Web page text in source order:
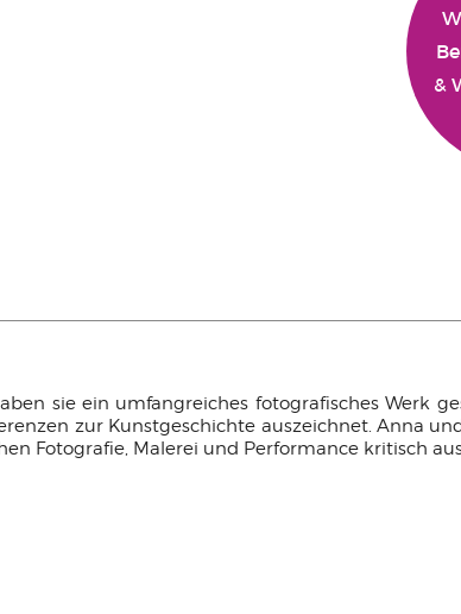
&
sie ein umfangreiches fotografisches Werk
zur Kunstgeschichte auszeichnet. Anna
Fotografie, Malerei und Performance kritisch